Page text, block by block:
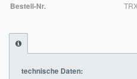
ÜBER UNS
Bestell-Nr.
technische Daten: